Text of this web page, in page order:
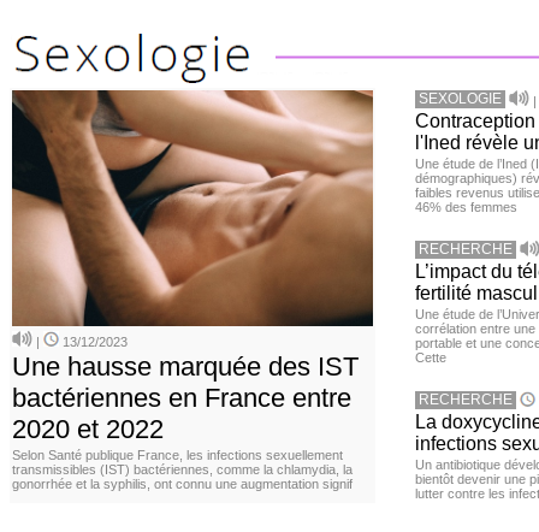
| 13/12/2023
Une hausse marquée des IST
bactériennes en France entre
2020 et 2022
Selon Santé publique France, les infections sexuellement
transmissibles (IST) bactériennes, comme la chlamydia, la
gonorrhée et la syphilis, ont connu une augmentation signif
SEXOLOGIE |
l'Ined révèle
Une étude de l’Ined
démographiques)
faibles revenus
46% des femmes
RECHERCHE
L’impact du
fertilité
Une étude de
corrélation entre une
portable et une
Cette
RECHERCHE
La
infections
Un antibiotique
bientôt devenir une
lutter contre les